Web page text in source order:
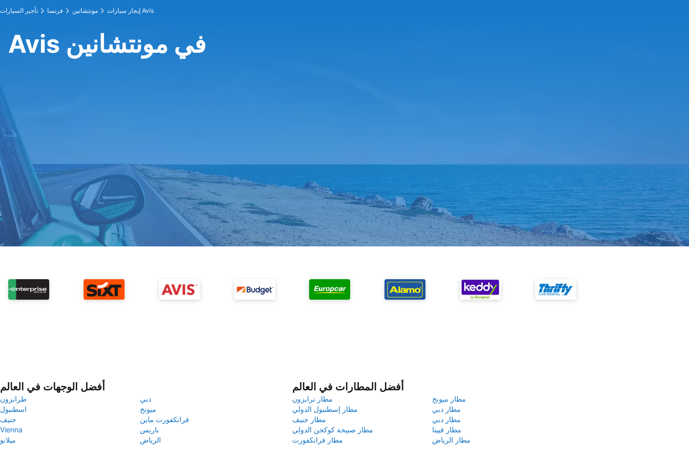
تأجير السيارات فرنسا مونتشانين إيجار سيارات Avis
Avis في مونتشانين
أفضل الوجهات في العالم
طرابزون
دبي
اسطنبول
ميونخ
جنيف
فرانكفورت ماين
Vienna
باريس
ميلانو
الرياض
أفضل المطارات في العالم
مطار ترابزون
مطار ميونخ
مطار إسطنبول الدولي
مطار دبي
مطار جنيف
مطار دبي
مطار صبيحة كوكجن الدولي
مطار فيينا
مطار فرانكفورت
مطار الرياض